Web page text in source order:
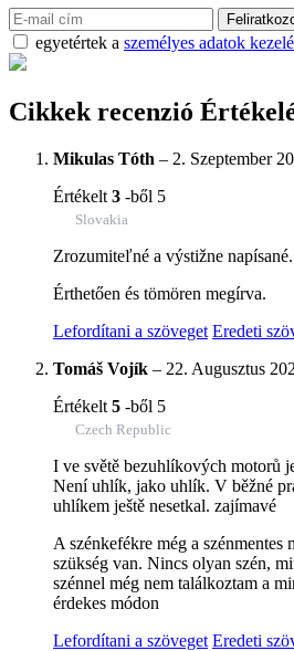
egyetértek a személyes adatok
Cikkek recenzió
Mikulas Tóth – 2. Szeptember
Értékelt 3 -ből 5
Slovakia
Zrozumiteľné a výstižne napísané.
Érthetően és tömören megírva.
Lefordítani a szöveget Eredeti
Tomáš Vojík – 22. Augusztus
Értékelt 5 -ből 5
Czech Republic
I ve světě bezuhlíkových motorů
Není uhlík, jako uhlík. V běžné
uhlíkem ještě nesetkal. zajímavé
A szénkefékre még a szénmentes
szükség van. Nincs olyan szén,
szénnel még nem találkoztam a
érdekes módon
Lefordítani a szöveget Eredeti